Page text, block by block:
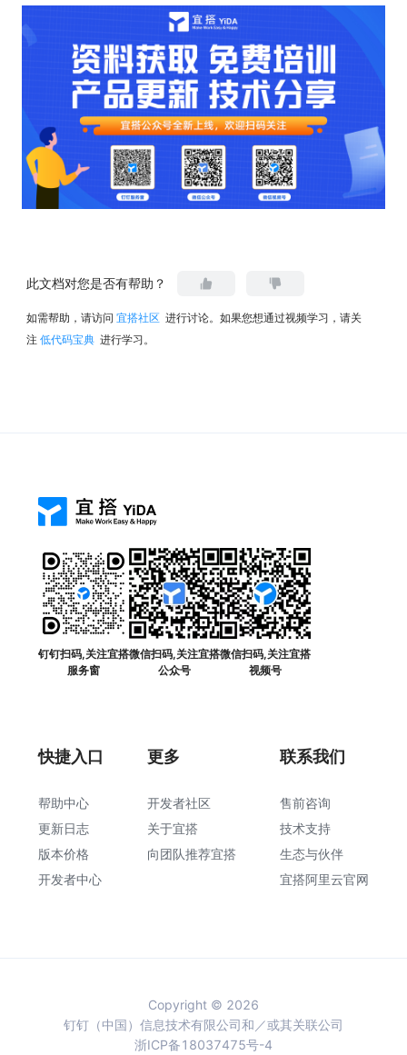
此文档对您是否有帮助？
如需帮助，请访问 宜搭社区 进行讨论。如果您想通过视频学习，请关
注 低代码宝典 进行学习。
钉钉扫码,关注宜搭
服务窗
微信扫码,关注宜搭
公众号
微信扫码,关注宜搭
视频号
快捷入口
帮助中心
更新日志
版本价格
开发者中心
更多
开发者社区
关于宜搭
向团队推荐宜搭
联系我们
售前咨询
技术支持
生态与伙伴
宜搭阿里云官网
Copyright © 2026
钉钉（中国）信息技术有限公司和／或其关联公司
浙ICP备18037475号-4